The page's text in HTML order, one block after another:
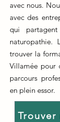
avec nous.
avec des
qui
naturopathie.
trouver la
Villamée pour
parcours
en plein essor.